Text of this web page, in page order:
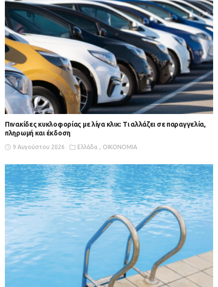
Πινακίδες κυκλοφορίας με λίγα κλικ: Τι αλλάζει σε παραγγελία,
πληρωμή και έκδοση
9 Αυγούστου 2026 Ελλάδα ΟΙΚΟΝΟΜΙΑ